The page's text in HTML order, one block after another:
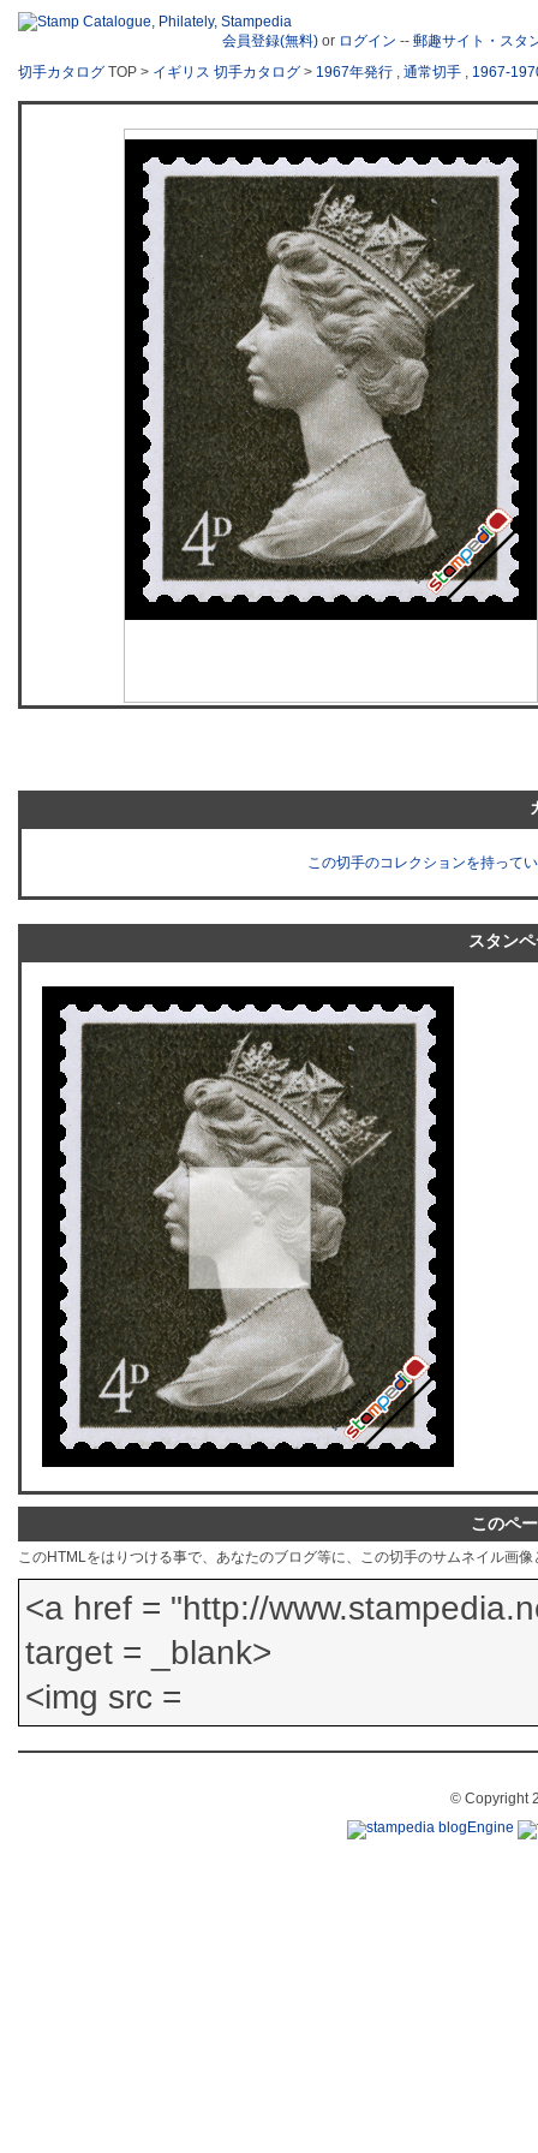
会員登録(無料) or ログイン -- 郵趣サイト・スタ
切手カタログ TOP > イギリス 切手カタログ > 1967年発行 , 通常切手 , 1967-
この切手のコレクションを持って
スタン
このペ
このHTMLをはりつける事で、あなたのブログ等に、この切手のサムネイル画
© Copyright